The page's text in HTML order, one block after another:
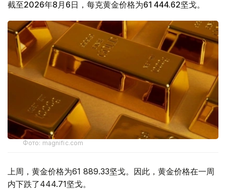
截至2026年8月6日，每克黄金价格为61 444.62坚戈。
Фото: magnific.com
上周，黄金价格为61 889.33坚戈。因此，黄金价格在一周
内下跌了444.71坚戈。